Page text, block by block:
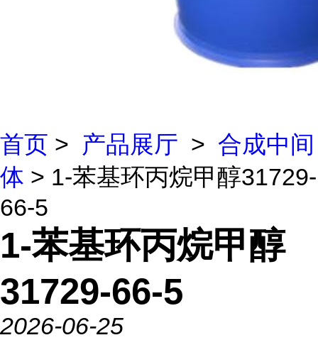
首页 > 产品展厅 > 合成中间
体 > 1-苯基环丙烷甲醇31729-
66-5
1-苯基环丙烷甲醇
31729-66-5
2026-06-25